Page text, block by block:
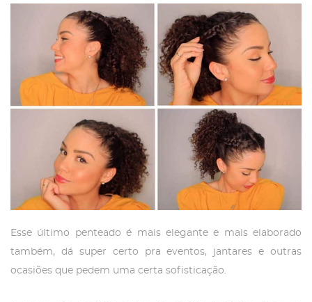
Esse último penteado é mais elegante e mais elaborado
também, dá super certo pra eventos, jantares e outras
ocasiões que pedem uma certa sofisticação.